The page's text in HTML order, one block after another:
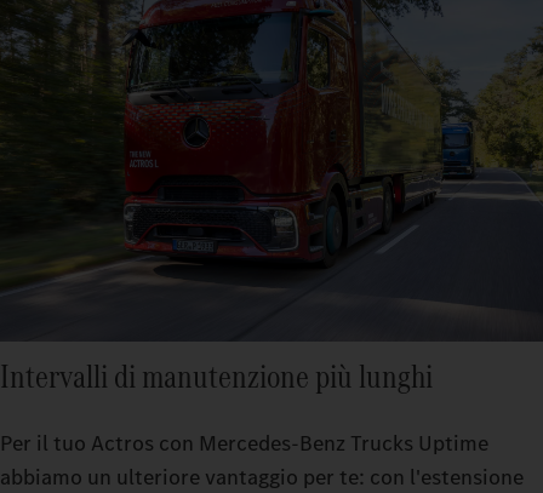
Intervalli di manutenzione più lunghi
Per il tuo Actros con Mercedes-Benz Trucks Uptime
abbiamo un ulteriore vantaggio per te: con l'estensione